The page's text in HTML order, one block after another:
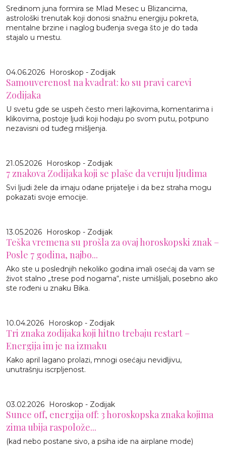
Sredinom juna formira se Mlad Mesec u Blizancima,
astrološki trenutak koji donosi snažnu energiju pokreta,
mentalne brzine i naglog buđenja svega što je do tada
stajalo u mestu.
04.06.2026 Horoskop - Zodijak
Samouverenost na kvadrat: ko su pravi carevi
Zodijaka
U svetu gde se uspeh često meri lajkovima, komentarima i
klikovima, postoje ljudi koji hodaju po svom putu, potpuno
nezavisni od tuđeg mišljenja.
21.05.2026 Horoskop - Zodijak
7 znakova Zodijaka koji se plaše da veruju ljudima
Svi ljudi žele da imaju odane prijatelje i da bez straha mogu
pokazati svoje emocije.
13.05.2026 Horoskop - Zodijak
Teška vremena su prošla za ovaj horoskopski znak –
Posle 7 godina, najbo...
Ako ste u poslednjih nekoliko godina imali osećaj da vam se
život stalno „trese pod nogama“, niste umišljali, posebno ako
ste rođeni u znaku Bika.
10.04.2026 Horoskop - Zodijak
Tri znaka zodijaka koji hitno trebaju restart –
Energija im je na izmaku
Kako april lagano prolazi, mnogi osećaju nevidljivu,
unutrašnju iscrpljenost.
03.02.2026 Horoskop - Zodijak
Sunce off, energija off: 3 horoskopska znaka kojima
zima ubija raspolože...
(kad nebo postane sivo, a psiha ide na airplane mode)